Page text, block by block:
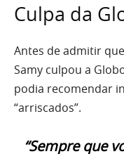
Culpa da
Antes de admitir
Samy culpou a
podia recomendar
“arriscados”.
“Sempre que